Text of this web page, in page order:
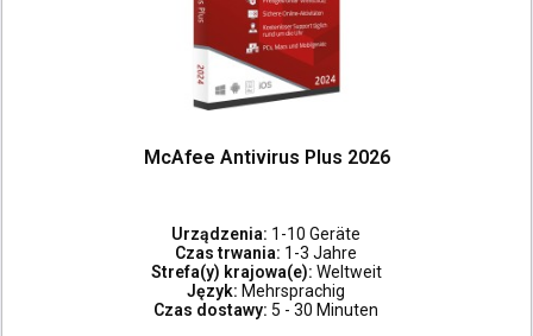
McAfee Antivirus Plus 2026
Urządzenia: 1-10 Geräte
Czas trwania: 1-3 Jahre
Strefa(y) krajowa(e): Weltweit
Język: Mehrsprachig
Czas dostawy: 5 - 30 Minuten